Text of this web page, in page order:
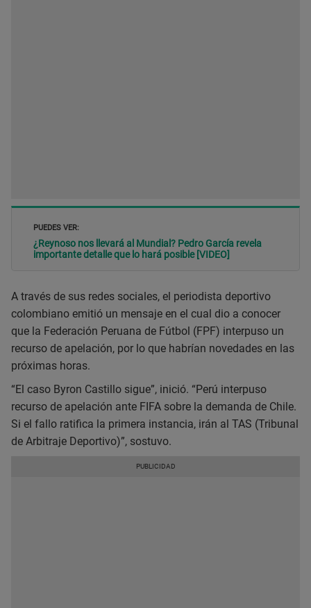
PUEDES VER:
¿Reynoso nos llevará al Mundial? Pedro García revela
importante detalle que lo hará posible [VIDEO]
A través de sus redes sociales, el periodista deportivo
colombiano emitió un mensaje en el cual dio a conocer
que la Federación Peruana de Fútbol (FPF) interpuso un
recurso de apelación, por lo que habrían novedades en las
próximas horas.
“El caso Byron Castillo sigue”, inició. “Perú interpuso
recurso de apelación ante FIFA sobre la demanda de Chile.
Si el fallo ratifica la primera instancia, irán al TAS (Tribunal
de Arbitraje Deportivo)”, sostuvo.